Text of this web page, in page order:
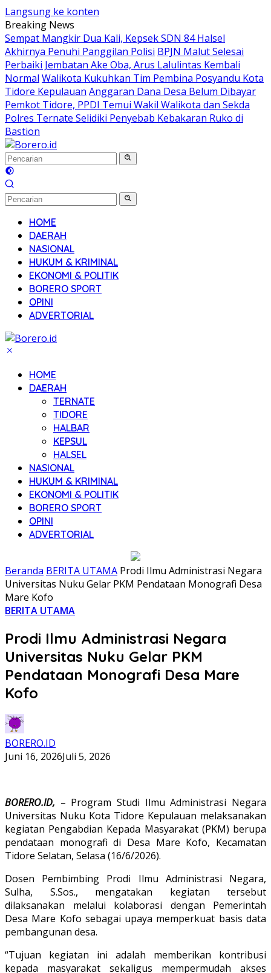
Langsung ke konten
Breaking News
Sempat Mangkir Dua Kali, Kepsek SDN 84 Halsel
Akhirnya Penuhi Panggilan Polisi BPJN Malut Selesai
Perbaiki Jembatan Ake Oba, Arus Lalulintas Kembali
Normal Walikota Kukuhkan Tim Pembina Posyandu Kota
Tidore Kepulauan Anggaran Dana Desa Belum Dibayar
Pemkot Tidore, PPDI Temui Wakil Walikota dan Sekda
Polres Ternate Selidiki Penyebab Kebakaran Ruko di
Bastion
HOME
DAERAH
NASIONAL
HUKUM & KRIMINAL
EKONOMI & POLITIK
BORERO SPORT
OPINI
ADVERTORIAL
HOME
DAERAH
TERNATE
TIDORE
HALBAR
KEPSUL
HALSEL
NASIONAL
HUKUM & KRIMINAL
EKONOMI & POLITIK
BORERO SPORT
OPINI
ADVERTORIAL
Beranda BERITA UTAMA Prodi Ilmu Administrasi Negara
Universitas Nuku Gelar PKM Pendataan Monografi Desa
Mare Kofo
BERITA UTAMA
Prodi Ilmu Administrasi Negara
Universitas Nuku Gelar PKM
Pendataan Monografi Desa Mare
Kofo
BORERO.ID
Juni 16, 2026Juli 5, 2026
BORERO.ID, – Program Studi Ilmu Administrasi Negara
Universitas Nuku Kota Tidore Kepulauan melaksanakan
kegiatan Pengabdian Kepada Masyarakat (PKM) berupa
pendataan monografi di Desa Mare Kofo, Kecamatan
Tidore Selatan, Selasa (16/6/2026).
Dosen Pembimbing Prodi Ilmu Administrasi Negara,
Sulha, S.Sos., mengatakan kegiatan tersebut
dilaksanakan melalui kolaborasi dengan Pemerintah
Desa Mare Kofo sebagai upaya memperkuat basis data
pembangunan desa.
“Tujuan kegiatan ini adalah memberikan kontribusi
kepada masyarakat sekaligus mempermudah akses